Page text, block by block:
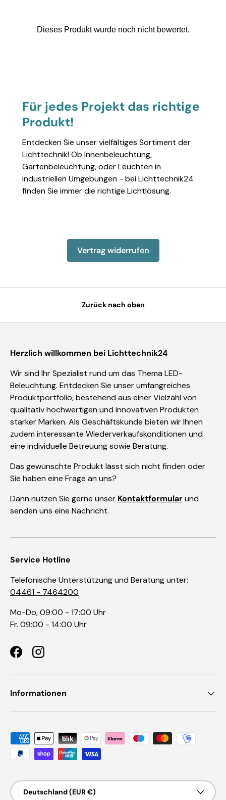
Für jedes Projekt das richtige
Produkt!
Entdecken Sie unser vielfältiges Sortiment der
Lichttechnik! Ob Innenbeleuchtung,
Gartenbeleuchtung, oder Leuchten in
industriellen Umgebungen - bei Lichttechnik24
finden Sie immer die richtige Lichtlösung.
Vertrag widerrufen
Zurück nach oben
Herzlich willkommen bei Lichttechnik24
Wir sind Ihr Spezialist rund um das Thema LED-
Beleuchtung. Entdecken Sie unser umfangreiches
Produktportfolio, bestehend aus einer Vielzahl von
qualitativ hochwertigen und innovativen Produkten
starker Marken. Als Geschäftskunde bieten wir Ihnen
zudem interessante Wiederverkaufskonditionen und
eine individuelle Betreuung sowie Beratung.
Das gewünschte Produkt lässt sich nicht finden oder
Sie haben eine Frage an uns?
Dann nutzen Sie gerne unser Kontaktformularund
senden uns eine Nachricht.
Service Hotline
Telefonische Unterstützung und Beratung unter:
04461 - 7464200
Mo-Do, 09:00 - 17:00 Uhr
Fr. 09:00 - 14:00 Uhr
FacebookInstagram
Informationen
Zahlungsmethoden
Land/Region
Deutschland (EUR €)